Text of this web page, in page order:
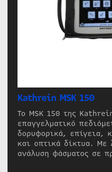
Kathrein MSK 150
Το MSK 150 της
επαγγελματικό
δορυφορικά, επίγεια,
και οπτικά δίκτυα. Με
ανάλυση φάσματος σε